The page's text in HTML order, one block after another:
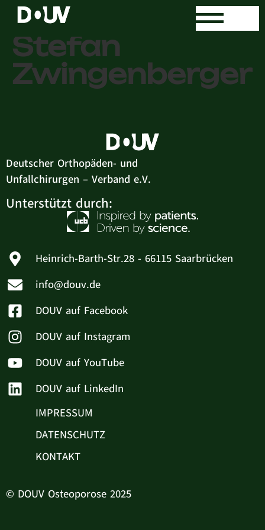
PD Dr. med.
Stefan
Zwingenberger
Deutscher Orthopäden- und
Unfallchirurgen – Verband e.V.
Unterstützt durch:
Heinrich-Barth-Str.28 - 66115 Saarbrücken
info@douv.de
DOUV auf Facebook
DOUV auf Instagram
DOUV auf YouTube
DOUV auf LinkedIn
IMPRESSUM
DATENSCHUTZ
KONTAKT
© DOUV Osteoporose 2025